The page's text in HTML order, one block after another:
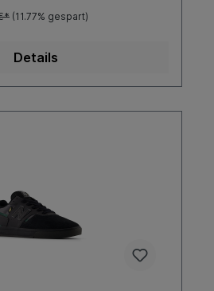
(11.77% gespart)
Details